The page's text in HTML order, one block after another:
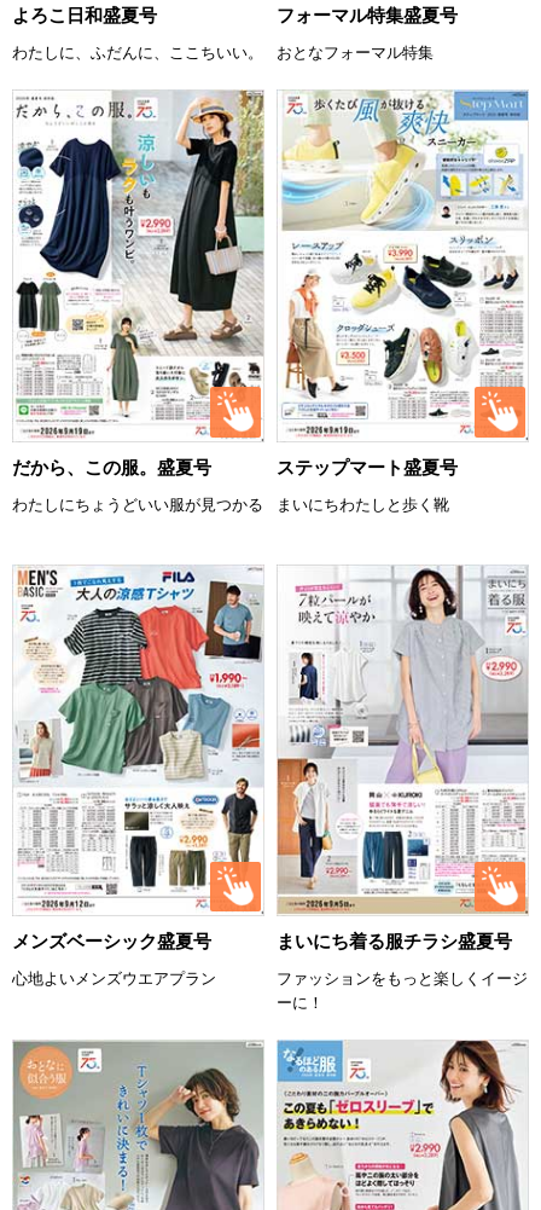
よろこ日和盛夏号
わたしに、ふだんに、ここちいい。
フォーマル特集盛夏号
おとなフォーマル特集
だから、この服。盛夏号
わたしにちょうどいい服が見つかる
ステップマート盛夏号
まいにちわたしと歩く靴
メンズベーシック盛夏号
心地よいメンズウエアプラン
まいにち着る服チラシ盛夏号
ファッションをもっと楽しくイージ
ーに！